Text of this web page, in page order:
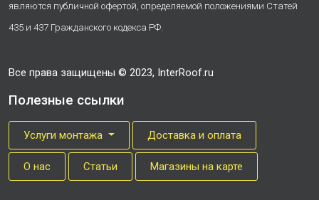
являются публичной офертой, определяемой положениями Статей
435 и 437 Гражданского кодекса РФ.
Все права защищены © 2023, InterRoof.ru
Полезные ссылки
Услуги монтажа Доставка и оплата
О нас Cтатьи Магазины на карте